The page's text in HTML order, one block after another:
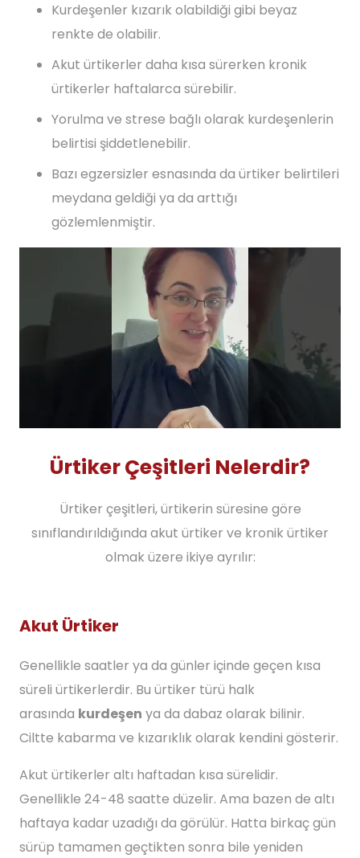
Kurdeşenler kızarık olabildiği gibi beyaz
renkte de olabilir.
Akut ürtikerler daha kısa sürerken kronik
ürtikerler haftalarca sürebilir.
Yorulma ve strese bağlı olarak kurdeşenlerin
belirtisi şiddetlenebilir.
Bazı egzersizler esnasında da ürtiker belirtileri
meydana geldiği ya da arttığı
gözlemlenmiştir.
Ürtiker Çeşitleri Nelerdir?
Ürtiker çeşitleri, ürtikerin süresine göre
sınıflandırıldığında akut ürtiker ve kronik ürtiker
olmak üzere ikiye ayrılır:
Akut Ürtiker
Genellikle saatler ya da günler içinde geçen kısa
süreli ürtikerlerdir. Bu ürtiker türü halk
arasında kurdeşen ya da dabaz olarak bilinir.
Ciltte kabarma ve kızarıklık olarak kendini gösterir.
Akut ürtikerler altı haftadan kısa sürelidir.
Genellikle 24-48 saatte düzelir. Ama bazen de altı
haftaya kadar uzadığı da görülür. Hatta birkaç gün
sürüp tamamen geçtikten sonra bile yeniden